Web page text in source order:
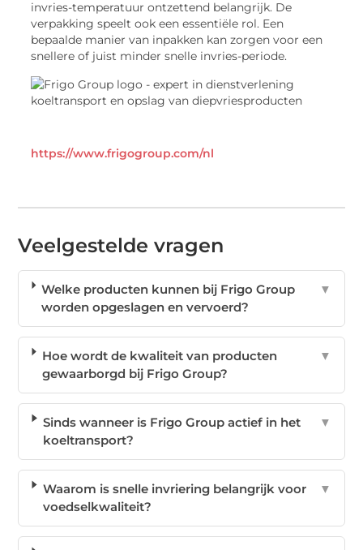
invries-temperatuur ontzettend belangrijk. De
verpakking speelt ook een essentiële rol. Een
bepaalde manier van inpakken kan zorgen voor een
snellere of juist minder snelle invries-periode.
https://www.frigogroup.com/nl
Veelgestelde vragen
Welke producten kunnen bij Frigo Group
worden opgeslagen en vervoerd?
▼
Hoe wordt de kwaliteit van producten
gewaarborgd bij Frigo Group?
▼
Sinds wanneer is Frigo Group actief in het
koeltransport?
▼
Waarom is snelle invriering belangrijk voor
voedselkwaliteit?
▼